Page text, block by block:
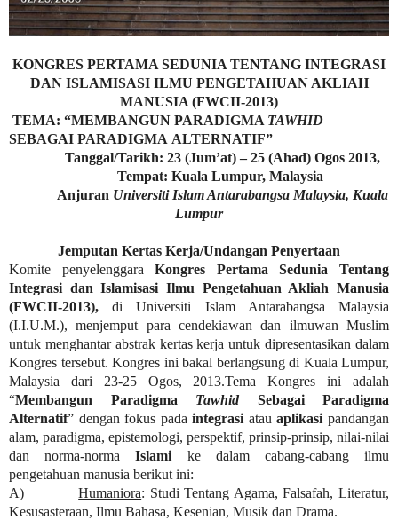
KONGRES PERTAMA SEDUNIA TENTANG INTEGRASI
DAN ISLAMISASI ILMU PENGETAHUAN AKLIAH
MANUSIA (FWCII-2013)
TEMA: “MEMBANGUN PARADIGMA TAWHID
SEBAGAI PARADIGMA ALTERNATIF”
Tanggal/Tarikh: 23 (Jum’at) – 25 (Ahad) Ogos 2013,
Tempat: Kuala Lumpur, Malaysia
Anjuran Universiti Islam Antarabangsa Malaysia, Kuala
Lumpur
Jemputan Kertas Kerja/Undangan Penyertaan
Komite penyelenggaraKongres Pertama Sedunia Tentang
Integrasi dan Islamisasi Ilmu Pengetahuan Akliah Manusia
(FWCII-2013),di Universiti Islam Antarabangsa Malaysia
(I.I.U.M.), menjemput para cendekiawan dan ilmuwan Muslim
untuk menghantar abstrak kertas kerja untuk dipresentasikan dalam
Kongres tersebut. Kongres ini bakal berlangsung di Kuala Lumpur,
Malaysia dari 23-25 Ogos, 2013.Tema Kongres ini adalah
“Membangun Paradigma Tawhid Sebagai Paradigma
Alternatif” dengan fokus padaintegrasi atauaplikasipandangan
alam, paradigma, epistemologi, perspektif, prinsip-prinsip, nilai-nilai
dan norma-normaIslami ke dalam cabang-cabang ilmu
pengetahuan manusia berikut ini:
A)Humaniora: Studi Tentang Agama, Falsafah, Literatur,
Kesusasteraan, Ilmu Bahasa, Kesenian, Musik dan Drama.